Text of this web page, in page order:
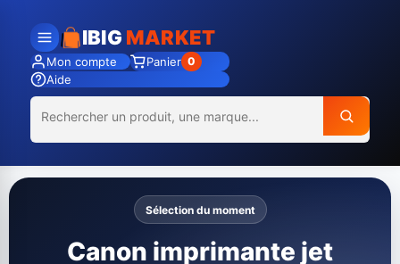
IBIG MARKET
Mon compte Panier 0
Aide
Sélection du moment
Canon imprimante jet